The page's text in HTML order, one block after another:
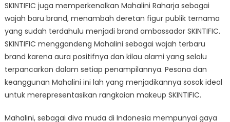
SKINTIFIC juga memperkenalkan Mahalini Raharja sebagai
wajah baru brand, menambah deretan figur publik ternama
yang sudah terdahulu menjadi brand ambassador SKINTIFIC.
SKINTIFIC menggandeng Mahalini sebagai wajah terbaru
brand karena aura positifnya dan kilau alami yang selalu
terpancarkan dalam setiap penampilannya. Pesona dan
keanggunan Mahalini ini lah yang menjadikannya sosok ideal
untuk merepresentasikan rangkaian makeup SKINTIFIC.
Mahalini, sebagai diva muda di Indonesia mempunyai gaya